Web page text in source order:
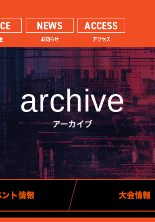
NEWS
お知らせ
ACCESS
アクセス
archive
アーカイブ
ント情報 大会情報